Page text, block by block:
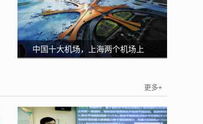
中国十大机场，上海两个机场上
更多+